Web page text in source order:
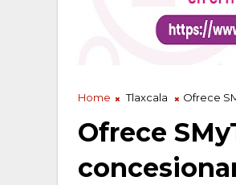
Home Tlaxcala Ofrece
Ofrece